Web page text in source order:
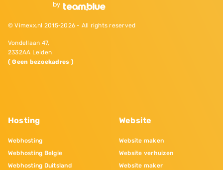
© Vimexx.nl 2015‐2026 - All rights reserved
Vondellaan 47,
2332AA Leiden
( Geen bezoekadres )
Hosting
Webhosting
Webhosting Belgie
Webhosting Duitsland
Website
Website maken
Website verhuizen
Website maker